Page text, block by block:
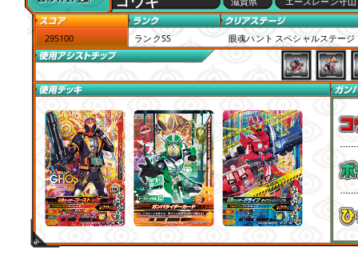
295100 ランクSS 眼魂ハント スペシャルステー